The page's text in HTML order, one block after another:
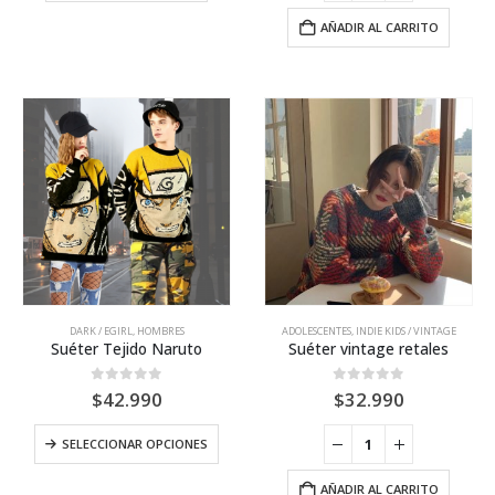
AÑADIR AL CARRITO
producto
tiene
múltiples
variantes.
Las
opciones
se
DARK / EGIRL, HOMBRES
Suéter Tejido Naruto
0 out of 5
$42.990
SELECCIONAR OPCIONES
ADOLESCENTES, INDIE KIDS / VINTAGE
Suéter vintage retales
0 out of 5
$32.990
AÑADIR AL CARRITO